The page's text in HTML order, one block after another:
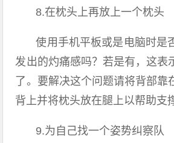
8.在枕头上再放上一个枕头
使用手机平板或是电脑时是
发出的灼痛感吗？若是有，这表
了。要解决这个问题请将背部靠
背上并将枕头放在腿上以帮助支
9.为自己找一个姿势纠察队